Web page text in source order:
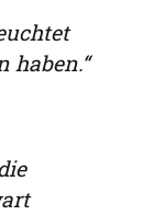
haben.“